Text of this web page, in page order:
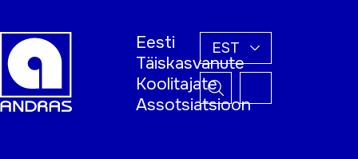
Eesti
Täiskasvanute
Koolitajate
Assotsiatsioon
EST